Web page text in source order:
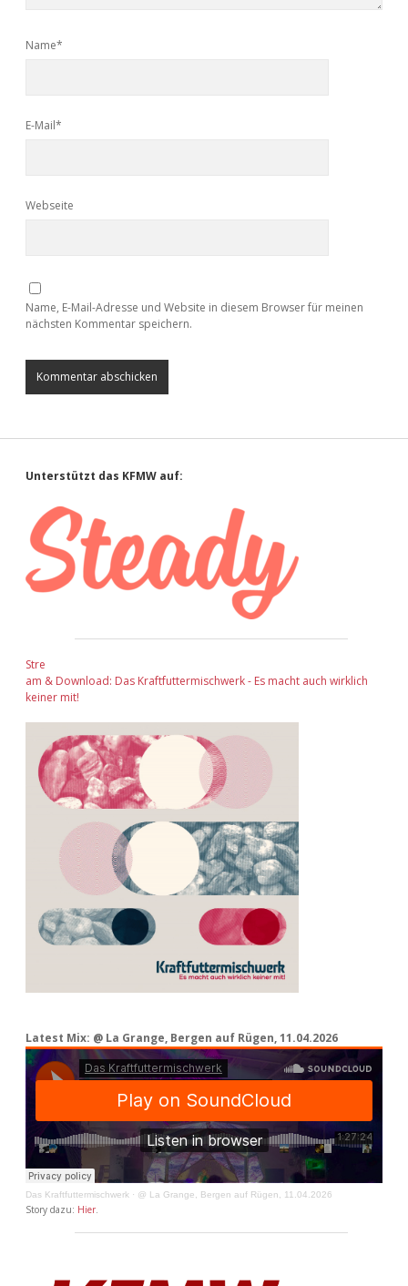
Name*
E-Mail*
Webseite
Name, E-Mail-Adresse und Website in diesem Browser für meinen
nächsten Kommentar speichern.
Sidebar
Unterstützt das KFMW auf:
Stre
am & Download: Das Kraftfuttermischwerk - Es macht auch wirklich
keiner mit!
Latest Mix: @ La Grange, Bergen auf Rügen, 11.04.2026
Das Kraftfuttermischwerk · @ La Grange, Bergen auf Rügen, 11.04.2026
Story dazu: Hier.